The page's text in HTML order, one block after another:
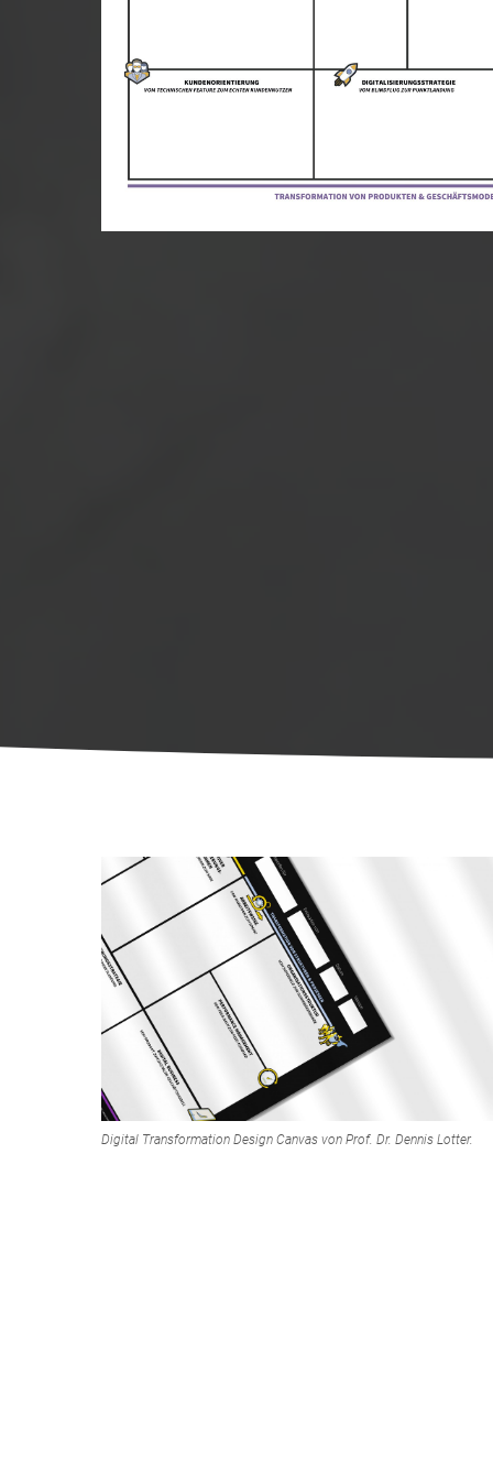
Digital Transformation Design Canvas von Prof. Dr. Dennis Lotter.